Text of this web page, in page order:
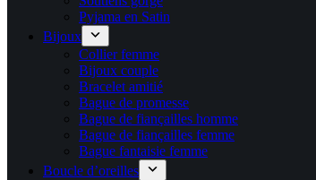
Pyjama en Satin
Bijoux
Collier femme
Bijoux couple
Bracelet amitié
Bague de promesse
Bague de fiançailles homme
Bague de fiançailles femme
Bague fantaisie femme
Boucle d’oreilles